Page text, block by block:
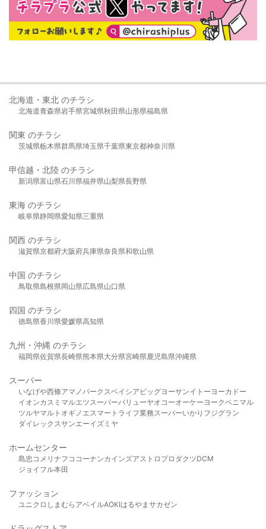
北海道・東北 のチラシ
北海道青森県岩手県宮城県秋田県山形県福島県
関東 のチラシ
茨城県栃木県群馬県埼玉県千葉県東京都神奈川県
甲信越・北陸 のチラシ
新潟県富山県石川県福井県山梨県長野県
東海 のチラシ
岐阜県静岡県愛知県三重県
関西 のチラシ
滋賀県京都府大阪府兵庫県奈良県和歌山県
中国 のチラシ
鳥取県島根県岡山県広島県山口県
四国 のチラシ
徳島県香川県愛媛県高知県
九州・沖縄 のチラシ
福岡県佐賀県長崎県熊本県大分県宮崎県鹿児島県沖縄県
スーパー
いなげや西條アマノパークスベイシア ビッグヨーサンイトーヨーカドー
イオンカスミ マルエツスーパーバリューヤオコーオーケー ヨークベニマル
ツルヤマルト オギノ エスマート ライフ業務スーパーいかり フジグラン
ダイレックスサンエーイズミヤ
ホームセンター
島忠 コメリ ナフコ コーナンカインズアストロプロダクツDCM
ジョイフル本田
ファッション
ユニクロ しまむら アベイルAOKIはるやま サカゼン